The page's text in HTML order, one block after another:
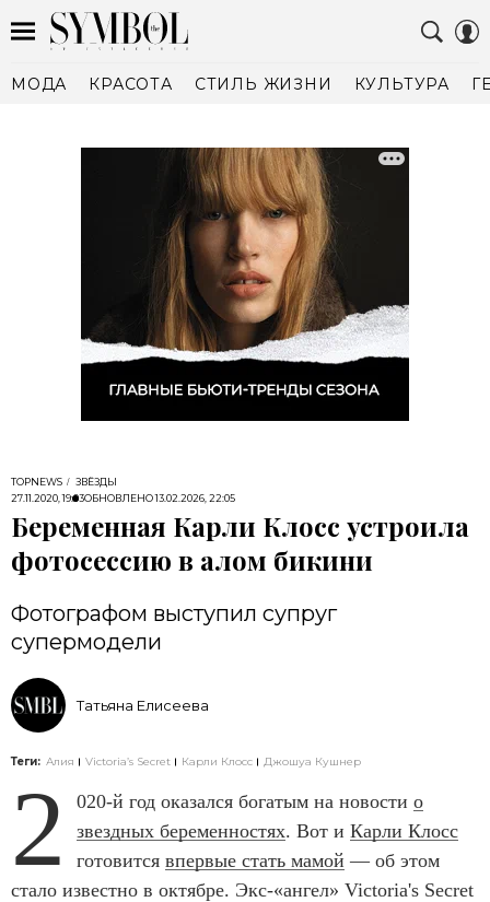
МОДА КРАСОТА СТИЛЬ ЖИЗНИ КУЛЬТУРА
TOPNEWS
ЗВЁЗДЫ
27.11.2020, 19:03ОБНОВЛЕНО13.02.2026, 22:05
Беременная Карли Клосс устроила
фотосессию в алом бикини
Фотографом выступил супруг
супермодели
Татьяна Елисеева
Теги: Алия Victoria’s Secret Карли Клосс Джошуа Кушнер
2 020-й год оказался богатым на новости о
звездных беременностях. Вот и Карли Клосс
готовится впервые стать мамой — об этом
стало известно в октябре. Экс-«ангел» Victoria's Secret